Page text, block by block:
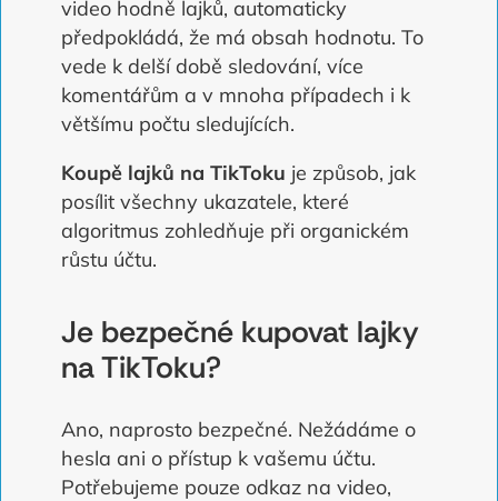
video hodně lajků, automaticky
předpokládá, že má obsah hodnotu. To
vede k delší době sledování, více
komentářům a v mnoha případech i k
většímu počtu sledujících.
Koupě lajků na TikToku je způsob, jak
posílit všechny ukazatele, které
algoritmus zohledňuje při organickém
růstu účtu.
Je bezpečné kupovat lajky
na TikToku?
Ano, naprosto bezpečné. Nežádáme o
hesla ani o přístup k vašemu účtu.
Potřebujeme pouze odkaz na video,